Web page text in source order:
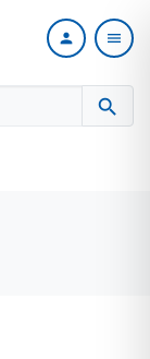
search
person menu